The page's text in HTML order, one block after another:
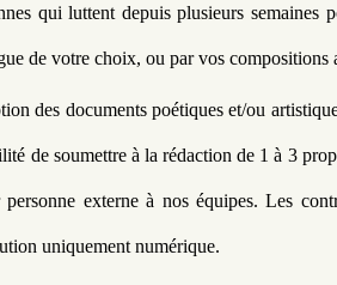
qui luttent depuis plusieurs semaines
de votre choix, ou par vos compositions
des documents poétiques et/ou
de soumettre à la rédaction de 1 à 3
externe à nos équipes. Les
uniquement numérique.